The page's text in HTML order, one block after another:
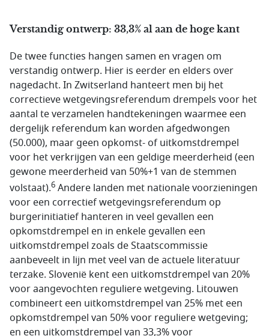
Verstandig ontwerp: 33,3% al aan de hoge kant
De twee functies hangen samen en vragen om
verstandig ontwerp. Hier is eerder en elders over
nagedacht. In Zwitserland hanteert men bij het
correctieve wetgevingsreferendum drempels voor het
aantal te verzamelen handtekeningen waarmee een
dergelijk referendum kan worden afgedwongen
(50.000), maar geen opkomst- of uitkomstdrempel
voor het verkrijgen van een geldige meerderheid (een
gewone meerderheid van 50%+1 van de stemmen
volstaat).6 Andere landen met nationale voorzieningen
voor een correctief wetgevingsreferendum op
burgerinitiatief hanteren in veel gevallen een
opkomstdrempel en in enkele gevallen een
uitkomstdrempel zoals de Staatscommissie
aanbeveelt in lijn met veel van de actuele literatuur
terzake. Slovenië kent een uitkomstdrempel van 20%
voor aangevochten reguliere wetgeving. Litouwen
combineert een uitkomstdrempel van 25% met een
opkomstdrempel van 50% voor reguliere wetgeving;
en een uitkomstdrempel van 33,3% voor